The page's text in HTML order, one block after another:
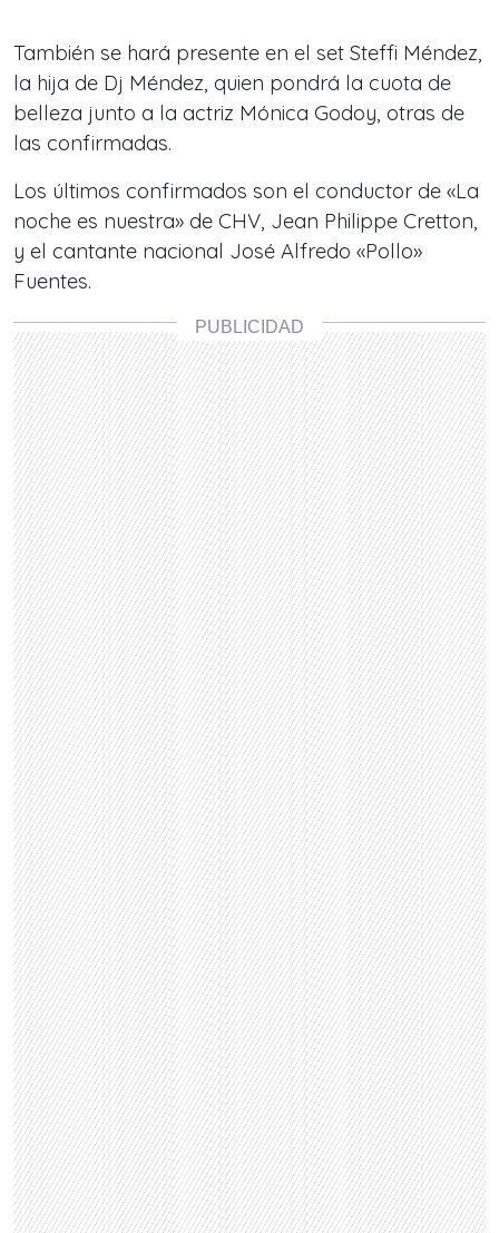
También se hará presente en el set Steffi Méndez,
la hija de Dj Méndez, quien pondrá la cuota de
belleza junto a la actriz Mónica Godoy, otras de
las confirmadas.
Los últimos confirmados son el conductor de «La
noche es nuestra» de CHV, Jean Philippe Cretton,
y el cantante nacional José Alfredo «Pollo»
Fuentes.